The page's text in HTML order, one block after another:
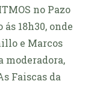
no Pazo
18h30, onde
e Marcos
moderadora,
Faiscas da